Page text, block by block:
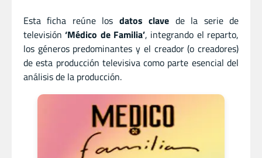
Esta ficha reúne los datos clave de la serie de
televisión‘Médico de Familia’, integrando el reparto,
los géneros predominantes y el creador (o creadores)
de esta producción televisiva como parte esencial del
análisis de la producción.